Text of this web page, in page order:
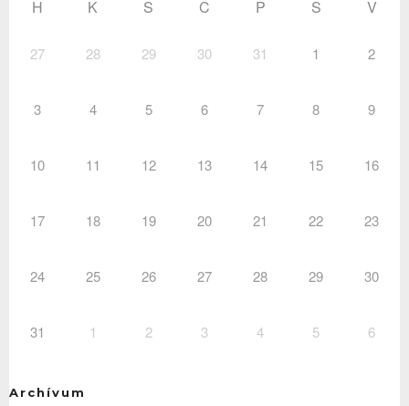
H K S C P S V
27 28 29 30 31 1 2
3 4 5 6 7 8 9
10 11 12 13 14 15 16
17 18 19 20 21 22 23
24 25 26 27 28 29 30
31 1 2 3 4 5 6
Archívum